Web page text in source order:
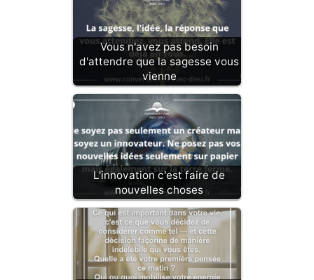
Vous n'avez pas besoin
d'attendre que la sagesse vous
vienne
L'innovation c'est faire de
nouvelles choses